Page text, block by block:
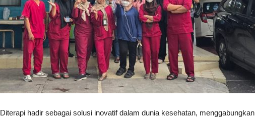
Diterapi hadir sebagai solusi inovatif dalam dunia kesehatan, menggabungkan